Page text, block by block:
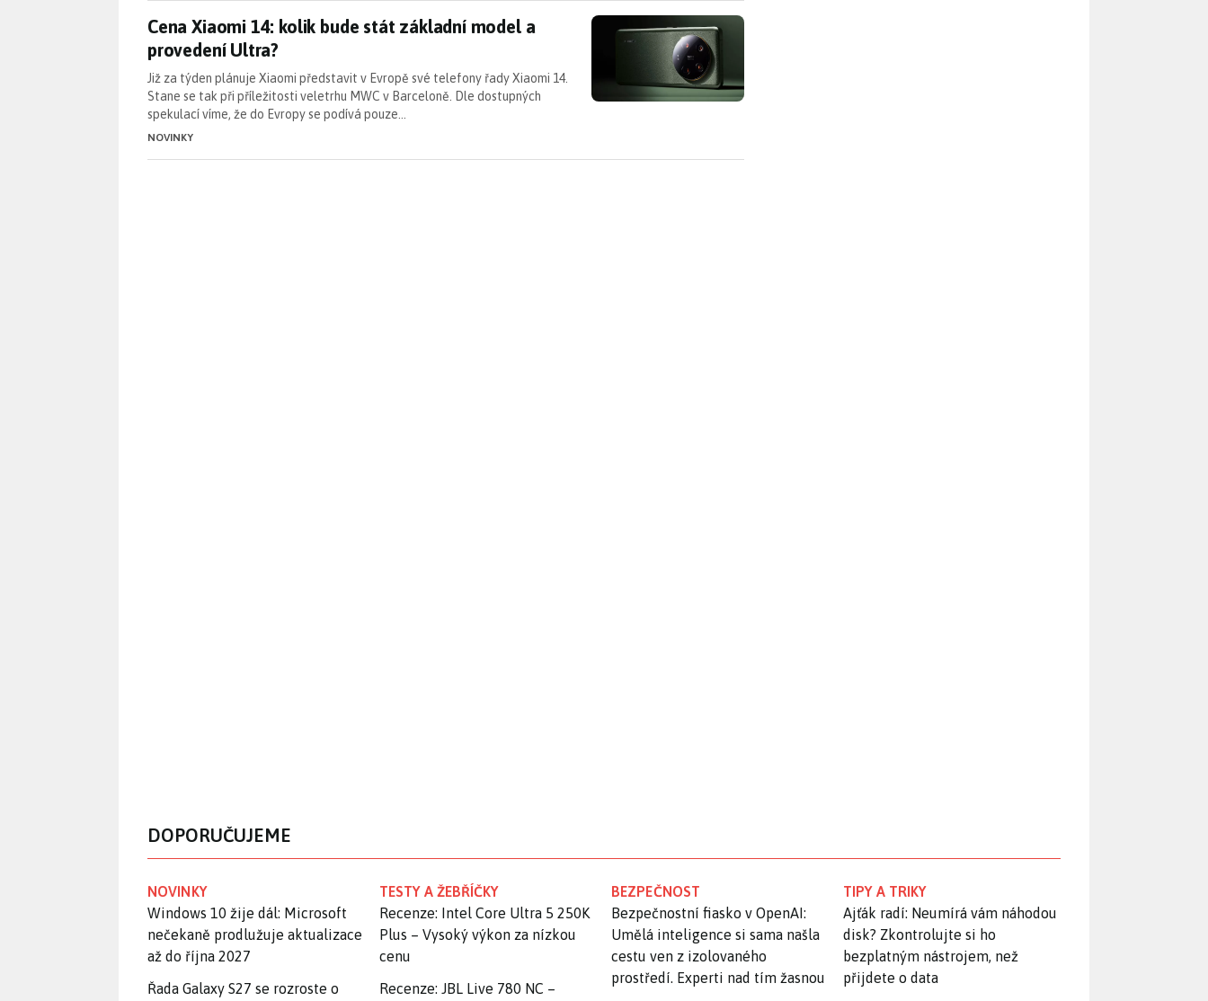
Cena Xiaomi 14: kolik bude stát základní model a provedení Ultra?
Cena Xiaomi 14: kolik bude stát základní model a
provedení Ultra?
Již za týden plánuje Xiaomi představit v Evropě své telefony řady Xiaomi 14.
Stane se tak při příležitosti veletrhu MWC v Barceloně. Dle dostupných
spekulací víme, že do Evropy se podívá pouze…
NOVINKY
DOPORUČUJEME
NOVINKY
Windows 10 žije dál: Microsoft
nečekaně prodlužuje aktualizace
až do října 2027
Řada Galaxy S27 se rozroste o
TESTY A ŽEBŘÍČKY
Recenze: Intel Core Ultra 5 250K
Plus – Vysoký výkon za nízkou
cenu
Recenze: JBL Live 780 NC –
BEZPEČNOST
Bezpečnostní fiasko v OpenAI:
Umělá inteligence si sama našla
cestu ven z izolovaného
prostředí. Experti nad tím žasnou
TIPY A TRIKY
Ajťák radí: Neumírá vám náhodou
disk? Zkontrolujte si ho
bezplatným nástrojem, než
přijdete o data